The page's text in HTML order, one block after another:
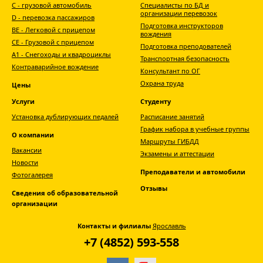
С - грузовой автомобиль
D - перевозка пассажиров
ВЕ - Легковой с прицепом
СЕ - Грузовой с прицепом
A1 - Снегоходы и квадроциклы
Контраварийное вождение
Цены
Услуги
Установка дублирующих педалей
О компании
Вакансии
Новости
Фотогалерея
Сведения об образовательной
организации
Специалисты по БД и
организации перевозок
Подготовка инструкторов
вождения
Подготовка преподователей
Транспортная безопасность
Консультант по ОГ
Охрана труда
Студенту
Расписание занятий
График набора в учебные группы
Маршруты ГИБДД
Экзамены и аттестации
Преподаватели и автомобили
Отзывы
Контакты и филиалы Ярославль
+7 (4852) 593-558